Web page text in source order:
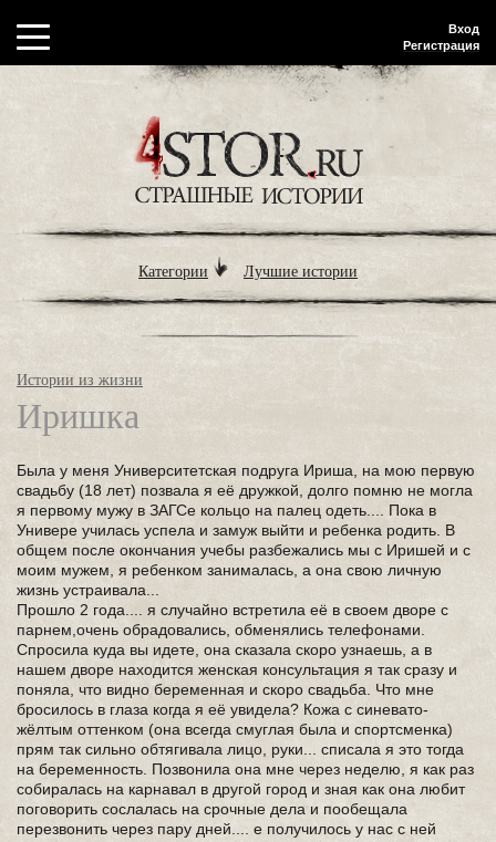
Вход
Регистрация
Категории Лучшие истории
Истории из жизни
Иришка
Была у меня Университетская подруга Ириша, на мою первую
свадьбу (18 лет) позвала я её дружкой, долго помню не могла
я первому мужу в ЗАГСе кольцо на палец одеть.... Пока в
Универе училась успела и замуж выйти и ребенка родить. В
общем после окончания учебы разбежались мы с Иришей и с
моим мужем, я ребенком занималась, а она свою личную
жизнь устраивала...
Прошло 2 года.... я случайно встретила её в своем дворе с
парнем,очень обрадовались, обменялись телефонами.
Спросила куда вы идете, она сказала скоро узнаешь, а в
нашем дворе находится женская консультация я так сразу и
поняла, что видно беременная и скоро свадьба. Что мне
бросилось в глаза когда я её увидела? Кожа с синевато-
жёлтым оттенком (она всегда смуглая была и спортсменка)
прям так сильно обтягивала лицо, руки... списала я это тогда
на беременность. Позвонила она мне через неделю, я как раз
собиралась на карнавал в другой город и зная как она любит
поговорить сослалась на срочные дела и пообещала
перезвонить через пару дней.... е получилось у нас с ней